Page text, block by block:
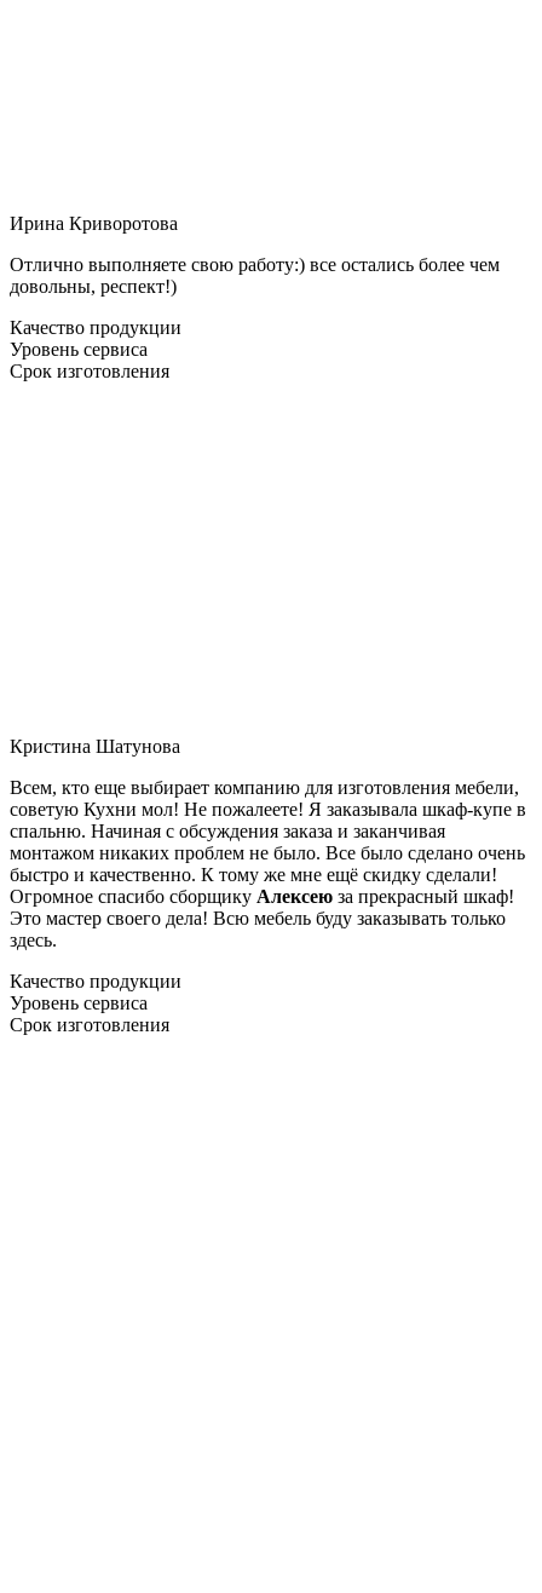
Ирина Криворотова
Отлично выполняете свою работу:) все остались более чем
довольны, респект!)
Качество продукции
Уровень сервиса
Срок изготовления
Кристина Шатунова
Всем, кто еще выбирает компанию для изготовления мебели,
советую Кухни мол! Не пожалеете! Я заказывала шкаф-купе в
спальню. Начиная с обсуждения заказа и заканчивая
монтажом никаких проблем не было. Все было сделано очень
быстро и качественно. К тому же мне ещё скидку сделали!
Огромное спасибо сборщику Алексею за прекрасный шкаф!
Это мастер своего дела! Всю мебель буду заказывать только
здесь.
Качество продукции
Уровень сервиса
Срок изготовления